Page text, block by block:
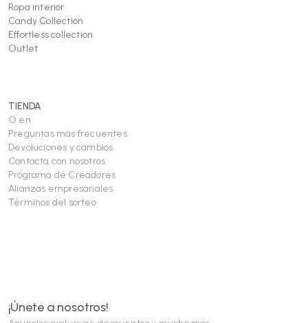
Ropa interior
Candy Collection
Effortless collection
Outlet
TIENDA
O en
Preguntas más frecuentes
Devoluciones y cambios
Contacta con nosotros
Programa de Creadores
Alianzas empresariales
Términos del sorteo
¡Únete a nosotros!